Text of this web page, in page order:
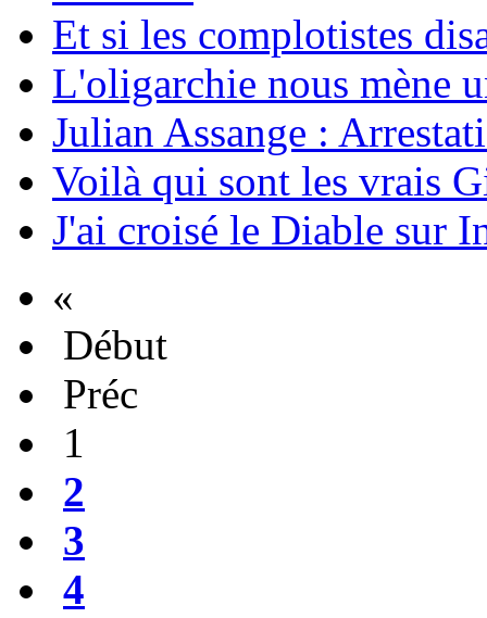
Et si les complotistes
L'oligarchie nous mène
Julian Assange :
Voilà qui sont les vrais
J'ai croisé le Diable sur
«
Début
Préc
1
2
3
4